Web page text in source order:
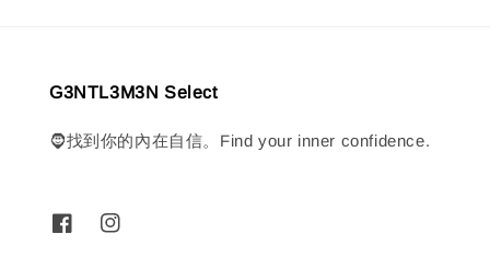
G3NTL3M3N Select
🧔找到你的內在自信。Find your inner confidence.